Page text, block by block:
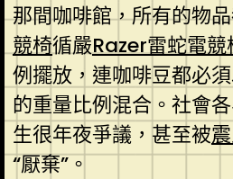
那間咖啡館，所有的物
競椅循嚴Razer雷蛇電競
例擺放，連咖啡豆都必
的重量比例混合。社會
生很年夜爭議，甚至被
“厭棄”。